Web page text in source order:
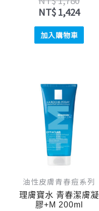
NT$1,424
加入購物車
油性皮膚青春痘系列
理膚寶水 青春潔膚凝
膠+M 200ml
始
價
格：
NT$ 640。